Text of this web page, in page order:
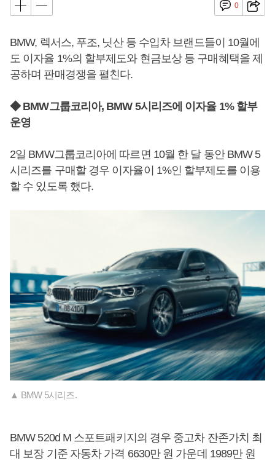
0
BMW, 렉서스, 푸조, 닛산 등 수입차 브랜드들이 10월에
도 이자율 1%의 할부제도와 현금보상 등 구매혜택을 제
공하며 판매경쟁을 펼친다.
◆ BMW그룹코리아, BMW 5시리즈에 이자율 1% 할부
운영
2일 BMW그룹코리아에 따르면 10월 한 달 동안 BMW 5
시리즈를 구매할 경우 이자율이 1%인 할부제도를 이용
할 수 있도록 했다.
▲ BMW 5시리즈.
BMW 520d M 스포트패키지의 경우 중고차 잔존가치 최
대 보장 기준 자동차 가격 6630만 원 가운데 1989만 원